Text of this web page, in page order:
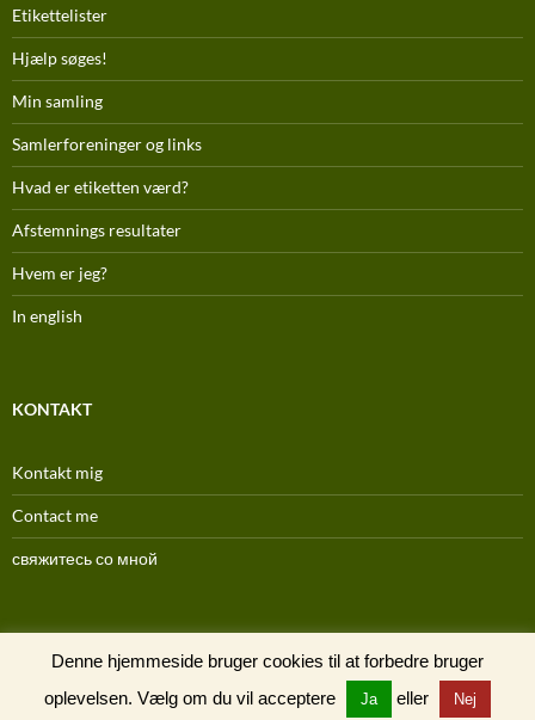
Etikettelister
Hjælp søges!
Min samling
Samlerforeninger og links
Hvad er etiketten værd?
Afstemnings resultater
Hvem er jeg?
In english
KONTAKT
Kontakt mig
Contact me
свяжитесь со мной
Denne hjemmeside bruger cookies til at forbedre bruger
oplevelsen. Vælg om du vil acceptere
Ja eller Nej